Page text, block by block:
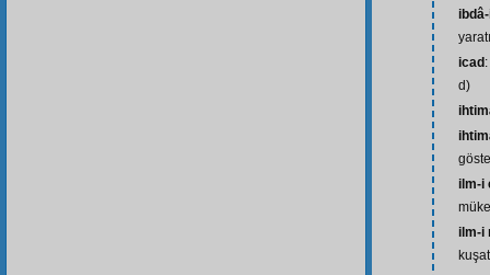
icad
d)
ilm-i
ilm-i